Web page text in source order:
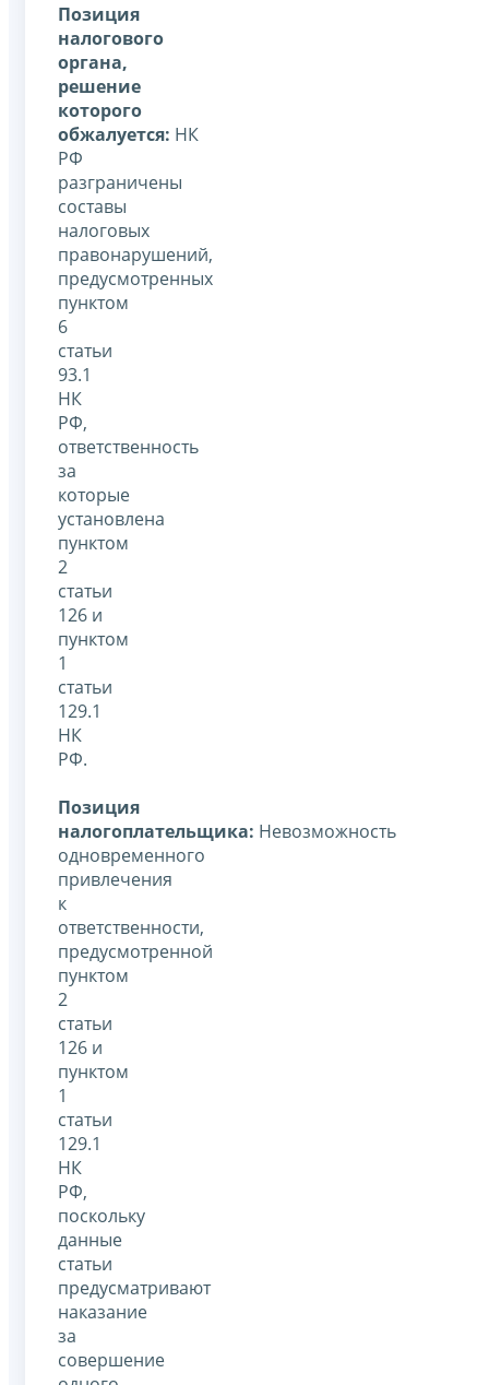
Позиция
налогового
органа,
решение
которого
обжалуется: НК
РФ
разграничены
составы
налоговых
правонарушений,
предусмотренных
пунктом
6
статьи
93.1
НК
РФ,
ответственность
за
которые
установлена
пунктом
2
статьи
126 и
пунктом
1
статьи
129.1
НК
РФ.
Позиция
налогоплательщика: Невозможность
одновременного
привлечения
к
ответственности,
предусмотренной
пунктом
2
статьи
126 и
пунктом
1
статьи
129.1
НК
РФ,
поскольку
данные
статьи
предусматривают
наказание
за
совершение